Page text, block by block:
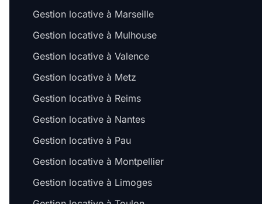
Gestion locative à Marseille
Gestion locative à Mulhouse
Gestion locative à Valence
Gestion locative à Metz
Gestion locative à Reims
Gestion locative à Nantes
Gestion locative à Pau
Gestion locative à Montpellier
Gestion locative à Limoges